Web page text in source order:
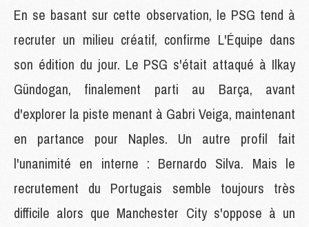
En se basant sur cette observation, le PSG tend à
recruter un milieu créatif, confirme L'Équipe dans
son édition du jour. Le PSG s'était attaqué à Ilkay
Gündogan, finalement parti au Barça, avant
d'explorer la piste menant à Gabri Veiga, maintenant
en partance pour Naples. Un autre profil fait
l'unanimité en interne : Bernardo Silva. Mais le
recrutement du Portugais semble toujours très
difficile alors que Manchester City s'oppose à un